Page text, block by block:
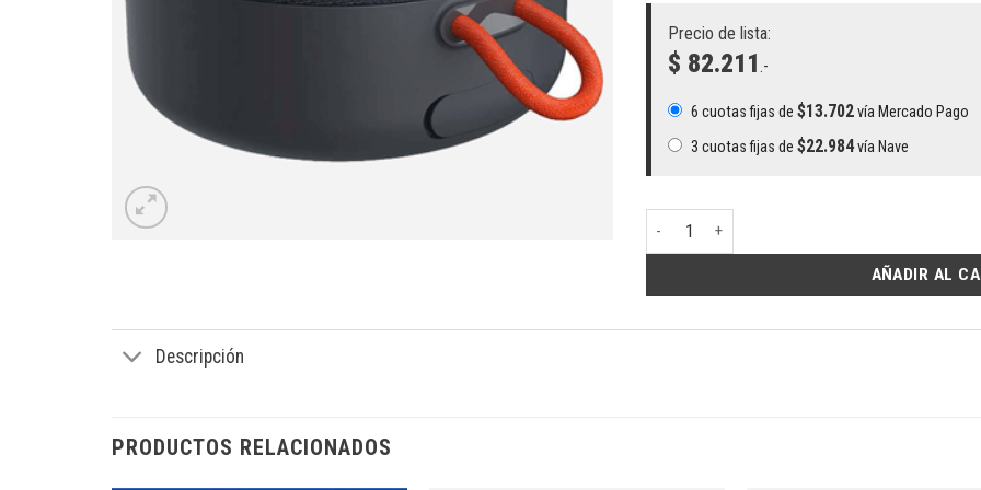
Precio de lista:
$ 82.211.-
6 cuotas fijas de $13.702vía Mercado Pago
3 cuotas fijas de $22.984vía Nave
PARLANTE PORTABLE BLUETOOTH XIAOMI cantidad
AÑADIR AL
Descripción
PRODUCTOS RELACIONADOS